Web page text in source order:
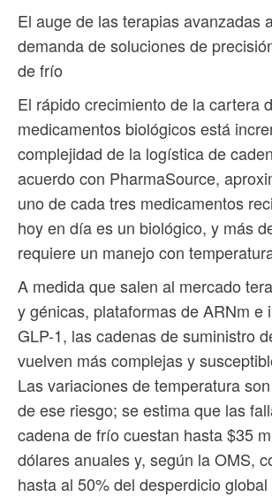
El auge de las terapias avanzadas
demanda de soluciones de
de frío
El rápido crecimiento de la cartera
medicamentos biológicos está
complejidad de la logística de
acuerdo con PharmaSource,
uno de cada tres medicamentos
hoy en día es un biológico, y más
requiere un manejo con
A medida que salen al mercado
y génicas, plataformas de ARNm e
GLP-1, las cadenas de suministro
vuelven más complejas y
Las variaciones de temperatura
de ese riesgo; se estima que las
cadena de frío cuestan hasta $35
dólares anuales y, según la OMS,
hasta al 50% del desperdicio